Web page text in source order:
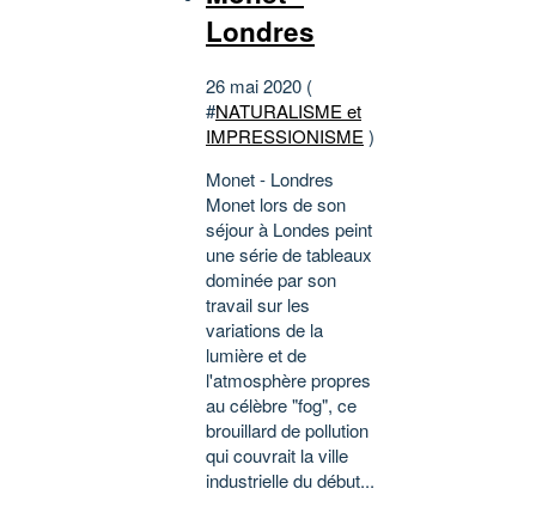
Londres
26 mai 2020 (
#NATURALISME et
IMPRESSIONISME )
Monet - Londres
Monet lors de son
séjour à Londes peint
une série de tableaux
dominée par son
travail sur les
variations de la
lumière et de
l'atmosphère propres
au célèbre "fog", ce
brouillard de pollution
qui couvrait la ville
industrielle du début...